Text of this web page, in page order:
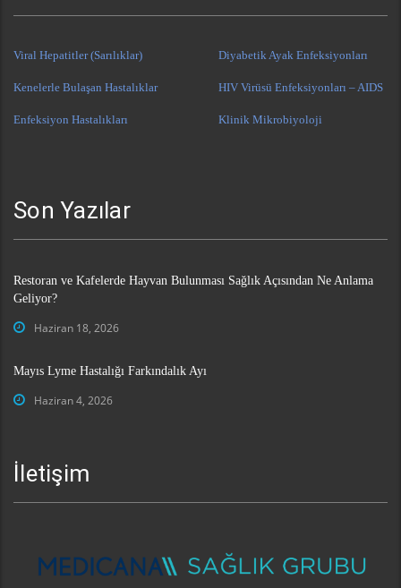
Viral Hepatitler (Sarılıklar) Diyabetik Ayak Enfeksiyonları
Kenelerle Bulaşan Hastalıklar HIV Virüsü Enfeksiyonları – AIDS
Enfeksiyon Hastalıkları Klinik Mikrobiyoloji
Son Yazılar
Restoran ve Kafelerde Hayvan Bulunması Sağlık Açısından Ne Anlama
Geliyor?
Haziran 18, 2026
Mayıs Lyme Hastalığı Farkındalık Ayı
Haziran 4, 2026
İletişim